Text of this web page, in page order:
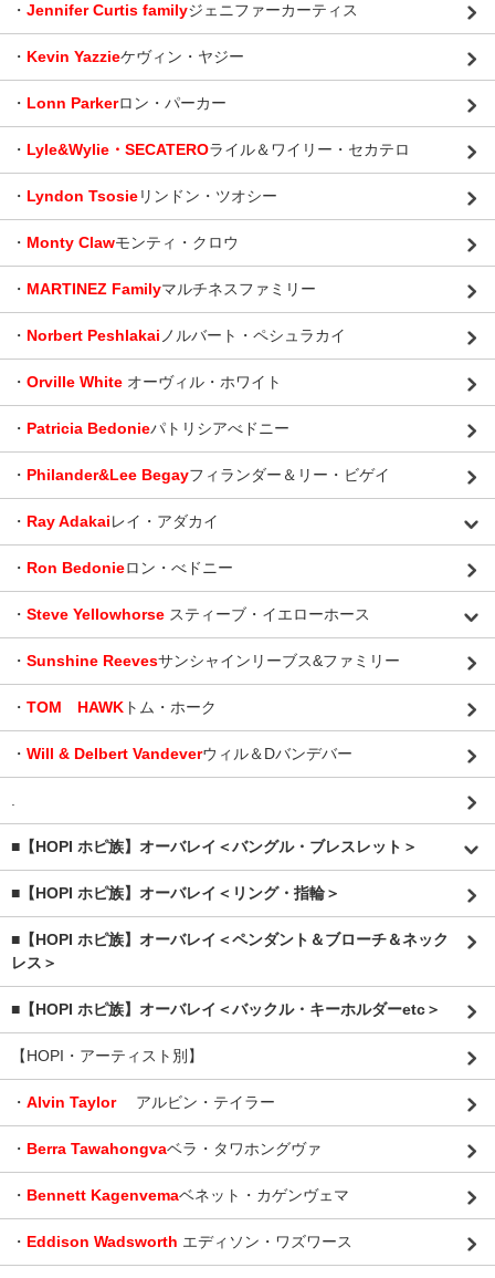
・ Jennifer Curtis familyジェニファーカーティス
・ Kevin Yazzieケヴィン・ヤジー
・ Lonn Parkerロン・パーカー
・ Lyle&Wylie・SECATEROライル＆ワイリー・セカテロ
・ Lyndon Tsosieリンドン・ツオシー
・ Monty Clawモンティ・クロウ
・ MARTINEZ Familyマルチネスファミリー
・ Norbert Peshlakai ノルバート・ペシュラカイ
・ Orville White オーヴィル・ホワイト
・ Patricia Bedonieパトリシアべドニー
・ Philander&Lee Begayフィランダー＆リー・ビゲイ
・ Ray Adakaiレイ・アダカイ
・ Ron Bedonieロン・べドニー
・ Steve Yellowhorse スティーブ・イエローホース
・ Sunshine Reevesサンシャインリーブス&ファミリー
・ TOM HAWK トム・ホーク
・ Will & Delbert Vandeverウィル＆Dバンデバー
■【HOPI ホピ族】オーバレイ＜バングル・ブレスレット＞
■【HOPI ホピ族】オーバレイ＜リング・指輪＞
■【HOPI ホピ族】オーバレイ＜ペンダント＆ブローチ＆ネック
レス＞
■【HOPI ホピ族】オーバレイ＜バックル・キーホルダーetc＞
【HOPI・アーティスト別】
・ Alvin Taylor アルビン・テイラー
・ Berra Tawahongvaベラ・タワホングヴァ
・ Bennett Kagenvemaベネット・カゲンヴェマ
・ Eddison Wadsworth エディソン・ワズワース